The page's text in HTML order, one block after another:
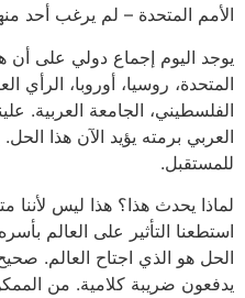
الأمم المتحدة – لم يرغب أحد
يوجد اليوم إجماع دولي على أن
المتحدة، روسيا، أوروبا، الرأي
الفلسطيني، الجامعة العربية.
العربي برمته يؤيد الآن هذا
للمستقبل.
لماذا يحدث هذا؟ هذا ليس لأننا
استطعنا التأثير على العالم
الحل هو الذي اجتاح العالم.
يدفعون ضريبة كلامية. من